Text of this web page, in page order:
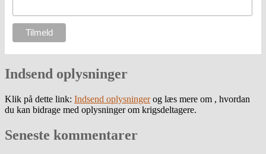
Indsend oplysninger
Klik på dette link: Indsend oplysningerog læs mere om , hvordan
du kan bidrage med oplysninger om krigsdeltagere.
Seneste kommentarer